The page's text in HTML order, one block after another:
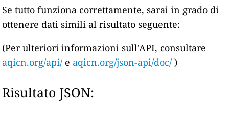
Se tutto funziona correttamente, sarai in grado di
ottenere dati simili al risultato seguente:
(Per ulteriori informazioni sull'API, consultare
aqicn.org/api/ e aqicn.org/json-api/doc/ )
Risultato JSON: